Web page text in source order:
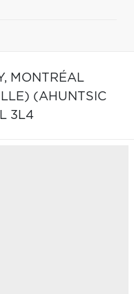
MONTRÉAL
(AHUNTSIC
3L4